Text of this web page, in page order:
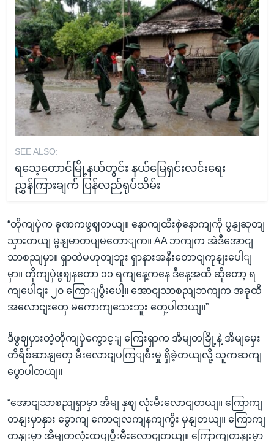
SEE ALSO:
ရသေ့တောင်မြို့နယ်တွင်း နယ်မြေရှင်းလင်းရေး
ညွှန်ကြားချက် ပြန်လည်ရုပ်သိမ်း
“တိုကျပှဲက ခုဏကဖွဈတယျ။ နောကျထီးစှဲနောကျကို ပွနျဆုတျ
သှားတယျ မွနျမာတပျမတောျက။ AA ဘကျက အဲဒီအောငျ
သာစညျမှာ။ ရှာထဲမဟုတျဘူး ရှာနားအနီးတောငျကုနျးပေါျ
မှာ။ တိုကျပှဲဖွဈနတော ၁၁ ရကျနေ့ကနေ ဒီနေ့အထိ ဆိုတော့ ရ
ကျပေါငျး ၂၀ ကြောျပွီးပေါ့။ အောငျသာစညျဘကျက အခုထိ
အလောငျးတှေ မကောကျသေးဘူး တှေ့ပါတယျ။”
ဒီဖွဈပှားတဲ့တိုကျပှဲကွောင့ျ ကြေးရှာက အိမျတခြို့နဲ့ အိမျမှေး
တိရိစ်ဆာနျတှေ မီးလောငျပကြျစီးမှု ရှိခဲ့တယျလို့ သူကဆကျ
ပွောပါတယျ။
“အောငျသာစညျရှာမှာ အိမျ နှဈ လုံးမီးလောငျတယျ။ ကြောကျ
တနျးမှာနှား ခွောကျ ကောငျလကျနကျကွီး မှနျတယျ။ ကြောကျ
တနျးမှာ အိမျတလုံးထပျပွီးမီးလောငျတယျ။ ကြောကျတနျးမှာ